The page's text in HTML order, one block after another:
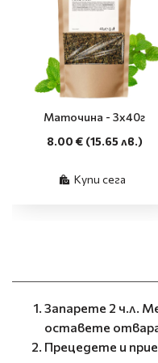
Маточина - 3x40г
8.00 € (15.65 лв.)
Купи сега
Запарете 2 ч.л.
оставете
Прецедете и